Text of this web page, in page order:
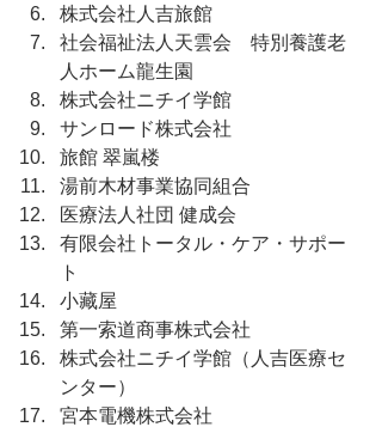
株式会社人吉旅館
社会福祉法人天雲会　特別養護老
人ホーム龍生園
株式会社ニチイ学館
サンロード株式会社
旅館 翠嵐楼
湯前⽊材事業協同組合
医療法⼈社団 健成会
有限会社トータル・ケア・サポー
ト
⼩藏屋
第一索道商事株式会社
株式会社ニチイ学館（⼈吉医療セ
ンター）
宮本電機株式会社